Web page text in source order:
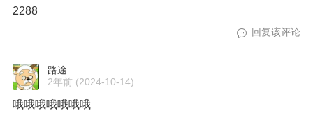
2288
回复该评论
路途
2年前 (2024-10-14)
哦哦哦哦哦哦哦